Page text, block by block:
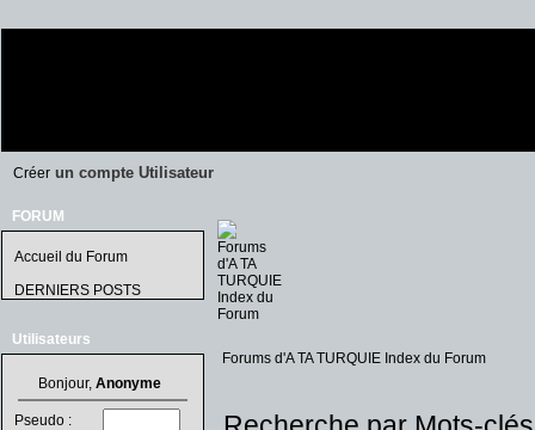
Créer un compte Utilisateur
FORUM
Accueil du Forum
DERNIERS POSTS
Utilisateurs
Bonjour, Anonyme
Pseudo :
Forums d'A TA TURQUIE Index du Forum